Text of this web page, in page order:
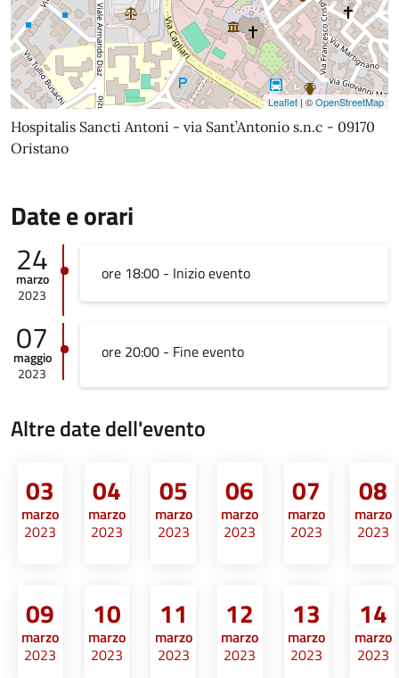
Leaflet | ©OpenStreetMap
Hospitalis Sancti Antoni - via Sant’Antonio s.n.c - 09170
Oristano
Date e orari
24
marzo
2023
ore 18:00 - Inizio evento
07
maggio
2023
ore 20:00 - Fine evento
Altre date dell'evento
03
marzo
2023
04
marzo
2023
05
marzo
2023
06
marzo
2023
07
marzo
2023
08
marzo
2023
09
marzo
2023
10
marzo
2023
11
marzo
2023
12
marzo
2023
13
marzo
2023
14
marzo
2023